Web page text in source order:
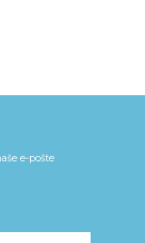
e-pošte